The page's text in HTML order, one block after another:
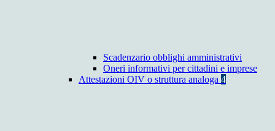
Scadenzario obblighi amministrativi
Oneri informativi per cittadini e imprese
Attestazioni OIV o struttura analoga 4